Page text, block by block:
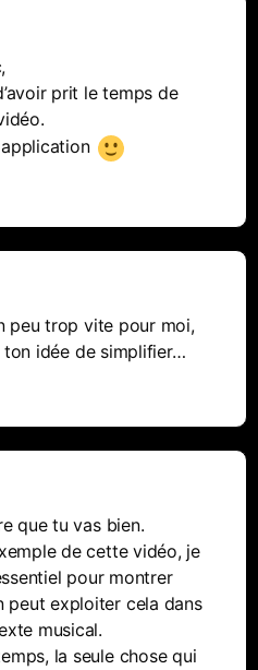
prit le temps de
peu trop vite pour moi,
ton idée de simplifier…
que tu vas bien.
de cette vidéo, je
pour montrer
peut exploiter cela dans
musical.
la seule chose qui